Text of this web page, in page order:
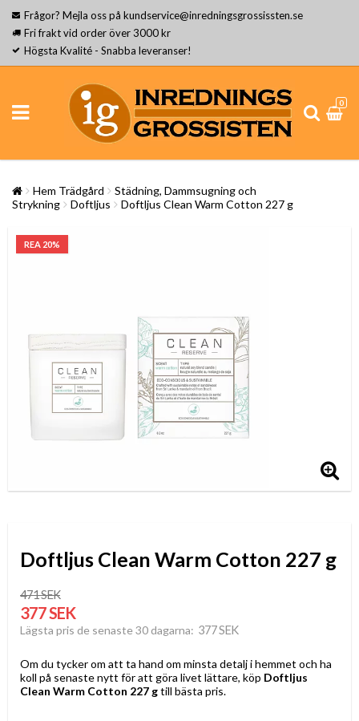
Frågor? Mejla oss på kundservice@inredningsgrossissten.se
Fri frakt vid order över 3000 kr
Högsta Kvalité - Snabba leveranser!
0
Hem Trädgård
Städning, Dammsugning och
Strykning
Doftljus Doftljus Clean Warm Cotton 227 g
REA 20%
Doftljus Clean Warm Cotton 227 g
471 SEK
377 SEK
Lägsta pris de senaste 30 dagarna 377 SEK
Om du tycker om att ta hand om minsta detalj i hemmet och ha
koll på senaste nytt för att göra livet lättare, köp Doftljus
Clean Warm Cotton 227 gtill bästa pris.